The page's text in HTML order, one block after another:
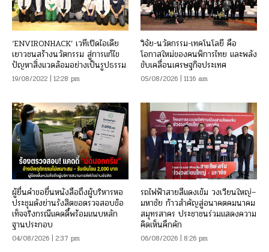
‘ENVIRONHACK’ เวทีเปิดไอเดีย
เยาวชนสร้างนวัตกรรม สู่การแก้ไข
ปัญหาสิ่งแวดล้อมอย่างเป็นรูปธรรม
19/08/2022 | 12:28 pm
วิจัย-นวัตกรรม-เทคโนโลยี คือ
โอกาสใหม่ของคนพิการไทย และพลัง
ขับเคลื่อนเศรษฐกิจประเทศ
05/08/2026 | 11:16 am
ผู้ยื่นคำขอยื่นหนังสือถึงผู้บริหารหอ
ประชุมดังย่านรังสิตขอตรวจสอบข้อ
เท็จจริงกรณีแคดดี้พร้อมแนบหลัก
ฐานประกอบ
04/08/2026 | 2:37 pm
รถไฟฟ้าสายสีแดงเข้ม วงเวียนใหญ่–
มหาชัย ก้าวสำคัญสู่อนาคตคมนาคม
สมุทรสาคร ประชาชนร่วมแสดงความ
คิดเห็นคึกคัก
06/08/2026 | 8:26 pm